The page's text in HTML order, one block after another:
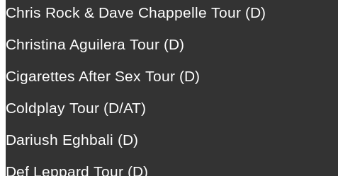
Chris Rock & Dave Chappelle Tour (D)
Christina Aguilera Tour (D)
Cigarettes After Sex Tour (D)
Coldplay Tour (D/AT)
Dariush Eghbali (D)
Def Leppard Tour (D)